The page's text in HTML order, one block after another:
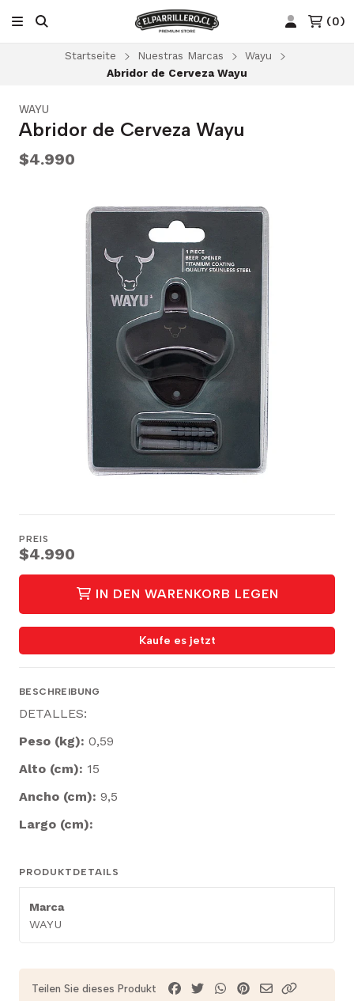
(0)
Startseite Nuestras Marcas
Wayu
Abridor de Cerveza Wayu
WAYU
Abridor de Cerveza Wayu
$4.990
PREIS
$4.990
IN DEN WARENKORB LEGEN
Kaufe es jetzt
BESCHREIBUNG
DETALLES:
Peso (kg): 0,59
Alto (cm): 15
Ancho (cm): 9,5
Largo (cm):
PRODUKTDETAILS
Marca
WAYU
Teilen Sie dieses Produkt